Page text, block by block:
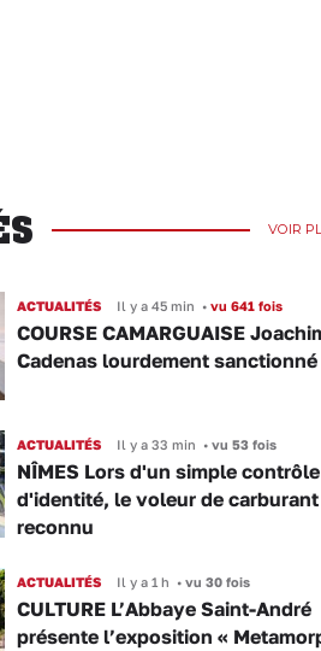
VOIR
ACTUALITÉS Il y a 45 min •vu 641 fois
COURSE CAMARGUAISE
Cadenas lourdement sanctionné
ACTUALITÉS Il y a 33 min •vu 53 fois
NÎMES Lors d'un simple contrôle
d'identité, le voleur de
reconnu
ACTUALITÉS Il y a 1 h •vu 30 fois
CULTURE L’Abbaye Saint-André
présente l’exposition «